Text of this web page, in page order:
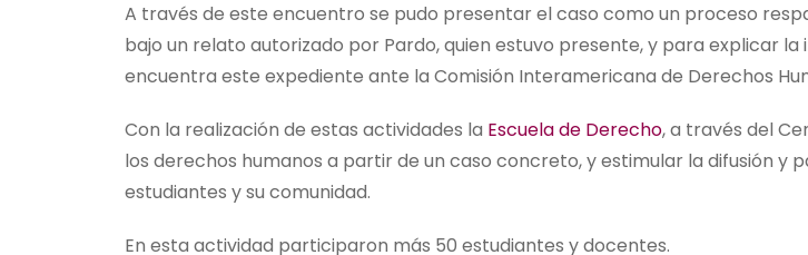
A través de este encuentro se pudo presentar el caso como un proceso
bajo un relato autorizado por Pardo, quien estuvo presente, y para explicar la
encuentra este expediente ante la Comisión Interamericana de Derechos
Con la realización de estas actividades la Escuela de Derecho, a través del
los derechos humanos a partir de un caso concreto, y estimular la difusión y
estudiantes y su comunidad.
En esta actividad participaron más 50 estudiantes y docentes.